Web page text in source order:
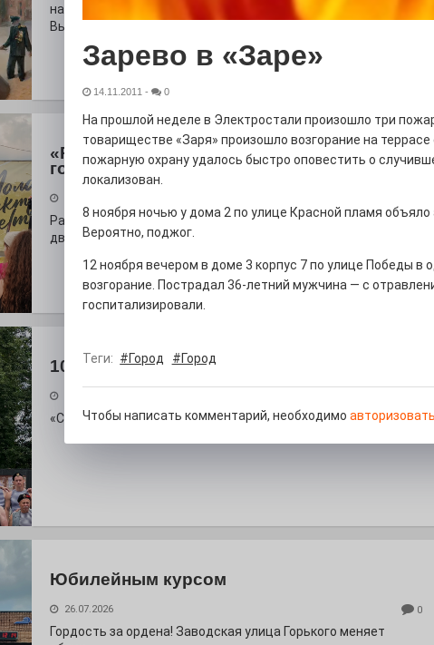
на который электростальцев приглашает к себе
Выставочный зал им. Олега Коняшина.
«Районы-кварталы» путешествуют по
городу
Радость в квадрате! На этой неделе электростальцев
дважды порадует проект «Районы-кварталы».
100 футов под килем!
«С ними дядька Черномор»
Юбилейным курсом
26.07.2026 0
Гордость за ордена! Заводская улица Горького меняет
Зарево в «Заре»
14.11.2011 - 0
На прошлой неделе в Электростали произошло три
товариществе «Заря» произошло возгорание на
пожарную охрану удалось быстро оповестить о
локализован.
8 ноября ночью у дома 2 по улице Красной пламя объяло
Вероятно, поджог.
12 ноября вечером в доме 3 корпус 7 по улице Победы в
возгорание. Пострадал 36-летний мужчина — с
госпитализировали.
Теги: #Город #Город
Чтобы написать комментарий, необходимо